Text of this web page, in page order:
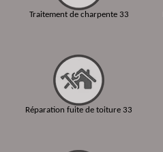
Traitement de charpente 33
Réparation fuite de toiture 33